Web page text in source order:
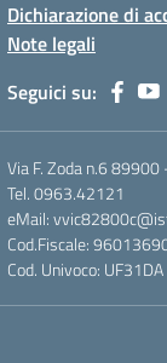
Dichiarazione di
Note legali
Seguici su:
Via F. Zoda n.6 89900
Tel. 0963.42121
eMail:
Cod.Fiscale:
Cod. Univoco: